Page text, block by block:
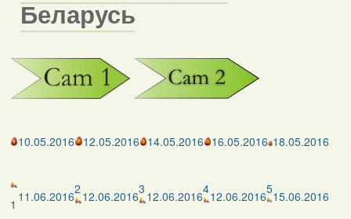
Беларусь
10.05.2016 12.05.2016 14.05.2016 16.05.2016 18.05.2016
1 11.06.20162 12.06.20163 12.06.2016412.06.2016515.06.2016